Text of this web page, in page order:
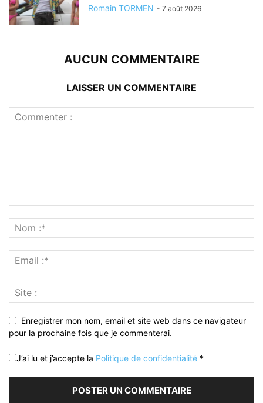
Romain TORMEN - 7 août 2026
AUCUN COMMENTAIRE
LAISSER UN COMMENTAIRE
Enregistrer mon nom, email et site web dans ce navigateur
pour la prochaine fois que je commenterai.
J’ai lu et j’accepte la Politique de confidentialité *